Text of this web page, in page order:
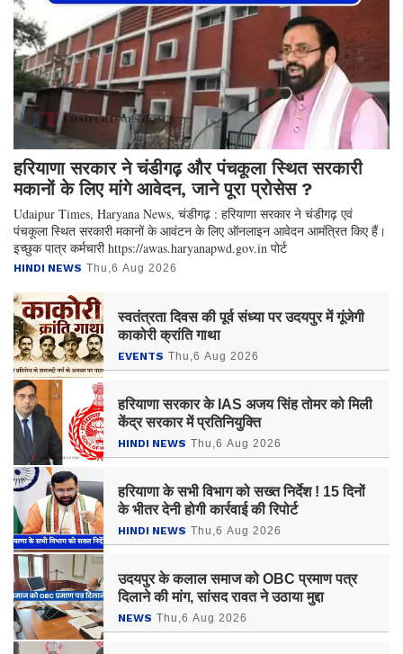
हरियाणा सरकार ने चंडीगढ़ और पंचकूला स्थित सरकारी
मकानों के लिए मांगे आवेदन, जाने पूरा प्रोसेस ?
Udaipur Times, Haryana News, चंडीगढ़ : हरियाणा सरकार ने चंडीगढ़ एवं
पंचकूला स्थित सरकारी मकानों के आवंटन के लिए ऑनलाइन आवेदन आमंत्रित किए हैं।
इच्छुक पात्र कर्मचारी https://awas.haryanapwd.gov.in पोर्ट
HINDI NEWS Thu,6 Aug 2026
स्वतंत्रता दिवस की पूर्व संध्या पर उदयपुर में गूंजेगी
काकोरी क्रांति गाथा
EVENTS Thu,6 Aug 2026
हरियाणा सरकार के IAS अजय सिंह तोमर को मिली
केंद्र सरकार में प्रतिनियुक्ति
HINDI NEWS Thu,6 Aug 2026
हरियाणा के सभी विभाग को सख्त निर्देश ! 15 दिनों
के भीतर देनी होगी कार्रवाई की रिपोर्ट
HINDI NEWS Thu,6 Aug 2026
उदयपुर के कलाल समाज को OBC प्रमाण पत्र
दिलाने की मांग, सांसद रावत ने उठाया मुद्दा
NEWS Thu,6 Aug 2026